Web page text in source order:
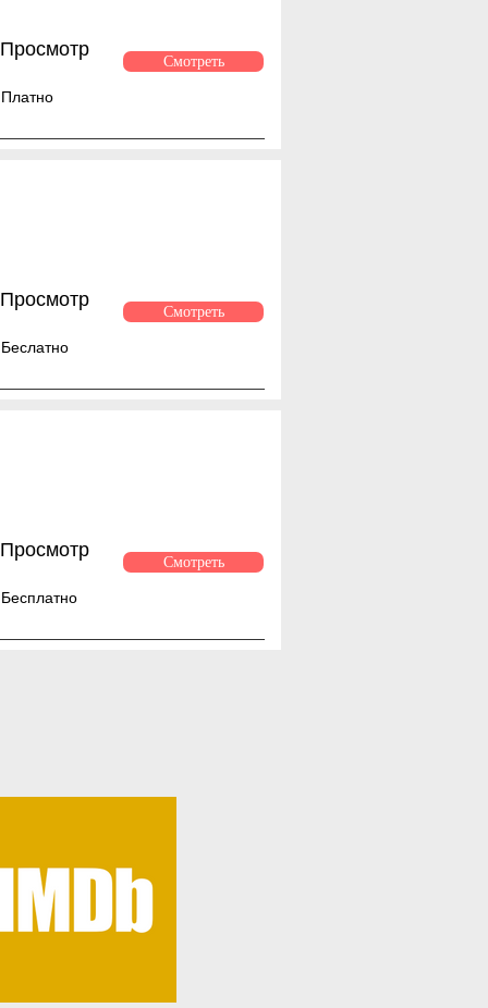
Просмотр
Платно
Смотреть
Просмотр
Беслатно
Смотреть
Просмотр
Бесплатно
Смотреть